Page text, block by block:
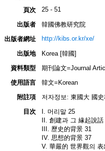
頁次 25 - 51
出版者
韓國佛教研究院
出版者網址
http://kibs.or.kr/xe/
出版地
Korea [韓國]
資料類型
期刊論文=Journal
使用語言
韓文=Korean
附註項
저자정보: 東國大 國
目次
I. 머리말 25
II. 創建과 그 緣起說
III. 歷史的背景 31
IV. 思想的背景 37
V. 華嚴的 世界觀의 表